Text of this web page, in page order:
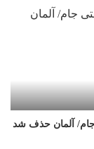
آلمان حذف شد